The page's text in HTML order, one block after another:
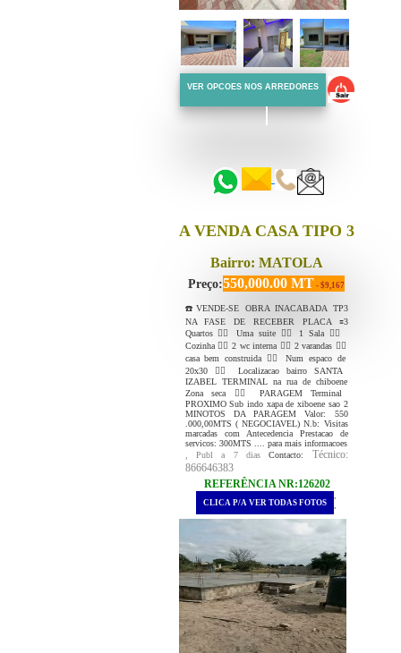
VER OPCOES NOS ARREDORES
A VENDA CASA TIPO 3
Bairro: MATOLA
Preço:550,000.00 MT - $9,167
☎️VENDE-SE OBRA INACABADA TP3
NA FASE DE RECEBER PLACA 🟰3
Quartos 👉🏻 Uma suite 👉🏻 1 Sala 👉🏻
Cozinha 👉🏻 2 wc interna 👉🏻 2 varandas 👉🏻
casa bem construida 👉🏻 Num espaco de
20x30 👉🏻 Localizacao bairro SANTA
IZABEL TERMINAL na rua de chiboene
Zona seca 👉🏻 PARAGEM Terminal
PROXIMO Sub indo xapa de xiboene sao 2
MINOTOS DA PARAGEM Valor: 550
.000,00MTS ( NEGOCIAVEL) N.b: Visitas
marcadas com Antecedencia Prestacao de
servicos: 300MTS .... para mais informacoes
, Publ a 7 diasContacto: Técnico:
866646383
REFERÊNCIA NR:126202
.
CLICA P/A VER TODAS FOTOS .